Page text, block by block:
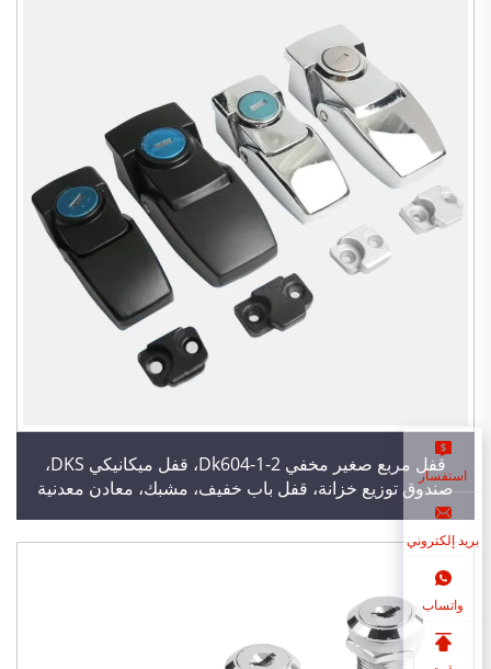
قفل مربع صغير مخفي Dk604-1-2، قفل ميكانيكي DKS،
صندوق توزيع خزانة، قفل باب خفيف، مشبك، معادن معدنية
استفسار
بريد إلكتروني
واتساب